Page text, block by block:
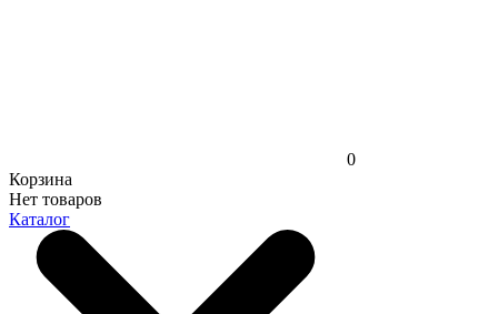
0
Корзина
Нет товаров
Каталог